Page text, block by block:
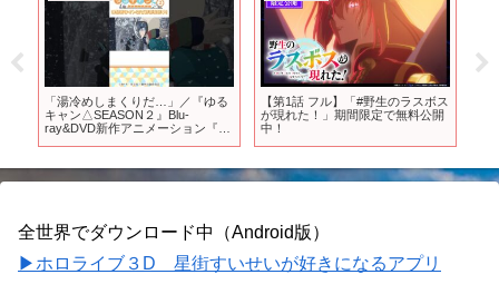
「湯冷めしまくりだ…」／『ゆる
キャン△SEASON２』Blu-
ray&DVD新作アニメーション『旅
【第1話 フル】「#野生のラスボス
が現れた！」期間限定で無料公開
中！
全世界でダウンロード中（Android版）
▶ホロライブ３D 星街すいせいが好きになるアプリ